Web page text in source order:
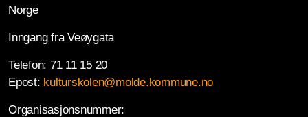
Norge
Inngang fra Veøygata
Telefon: 71 11 15 20
Epost: kulturskolen@molde.kommune.no
Organisasjonsnummer: